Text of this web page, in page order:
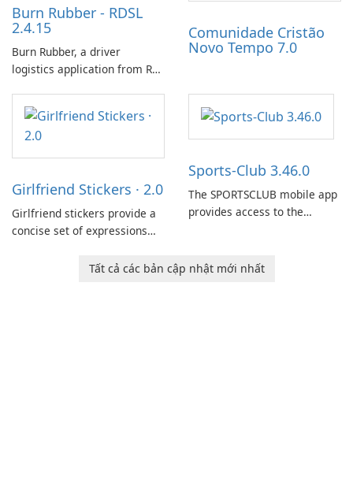
Burn Rubber - RDSL
2.4.15
Burn Rubber, a driver
logistics application from Rail
to streamline communication
between drivers and
dispatchers, focusing on
efficient information sharing
coordination and operations.
Comunidade Cristão
Novo Tempo 7.0
Girlfriend Stickers · 2.0
Girlfriend stickers provide a
concise set of expressions
and other Apple devices. The
Sports-Club 3.46.0
The SPORTSCLUB mobile app
provides access to the
on scheduling, data tracking,
Tất cả các bản cập nhật mới nhất